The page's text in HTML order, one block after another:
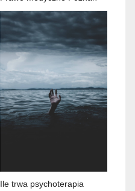
Ile trwa psychoterapia